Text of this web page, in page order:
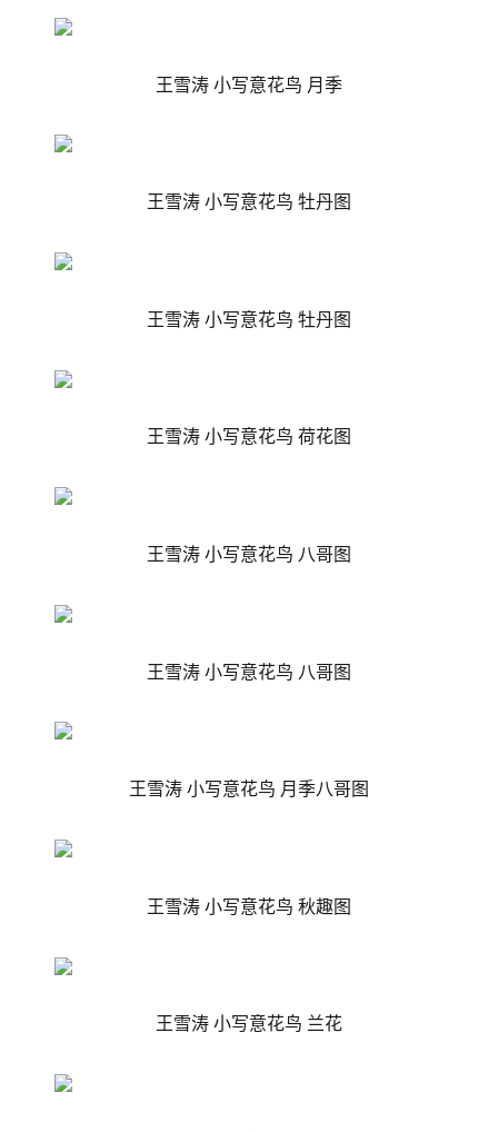
王雪涛 小写意花鸟 月季
王雪涛 小写意花鸟 牡丹图
王雪涛 小写意花鸟 牡丹图
王雪涛 小写意花鸟 荷花图
王雪涛 小写意花鸟 八哥图
王雪涛 小写意花鸟 八哥图
王雪涛 小写意花鸟 月季八哥图
王雪涛 小写意花鸟 秋趣图
王雪涛 小写意花鸟 兰花